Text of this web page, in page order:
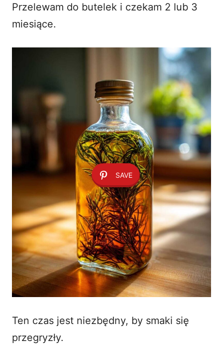
Przelewam do butelek i czekam 2 lub 3
miesiące.
SAVE
Ten czas jest niezbędny, by smaki się
przegryzły.